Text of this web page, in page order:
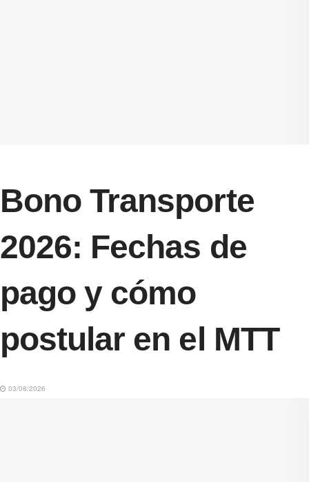
Bono Transporte
2026: Fechas de
pago y cómo
postular en el MTT
03/08/2026